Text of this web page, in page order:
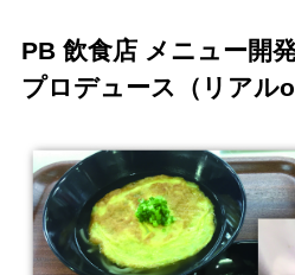
PB 飲食店 メニュー開
プロデュース（リアル